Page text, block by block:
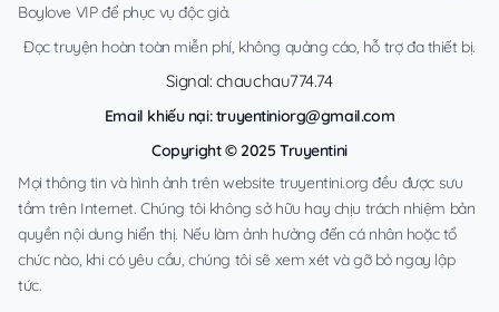
Boylove VIP để phục vụ độc giả.
Đọc truyện hoàn toàn miễn phí, không quảng cáo, hỗ trợ đa thiết bị.
Signal: chauchau774.74
Email khiếu nại:truyentiniorg@gmail.com
Copyright © 2025 Truyentini
Mọi thông tin và hình ảnh trên website truyentini.org đều được sưu
tầm trên Internet. Chúng tôi không sở hữu hay chịu trách nhiệm bản
quyền nội dung hiển thị. Nếu làm ảnh hưởng đến cá nhân hoặc tổ
chức nào, khi có yêu cầu, chúng tôi sẽ xem xét và gỡ bỏ ngay lập
tức.